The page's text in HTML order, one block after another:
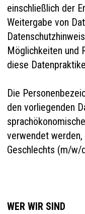
einschließlich der
Weitergabe von
Möglichkeiten und
diese
Die
den vorliegenden
verwendet
Geschlechts (m/w/
WER WIR SIND